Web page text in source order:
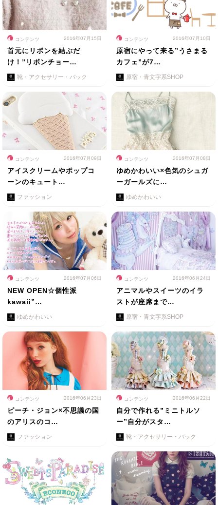
コンテンツ 2016年07月15日
首元にリボンを結ぶだ
け！”リボンチョー…
靴・アクセサリー・バック
コンテンツ 2016年07月10日
原宿にやって来る”うさまる
カフェ”が7…
原宿・青文字系SHOP
コンテンツ 2016年07月09日
アイスクリームやポップコ
ーンのキュート…
ファッション
コンテンツ 2016年07月08日
ゆめかわいい×色気のシュガ
ーガールズに…
ゆめかわいい
コンテンツ 2016年07月06日
NEW OPEN☆個性派
kawaii”…
ゆめかわいい
コンテンツ 2016年06月24日
アニマルやスイーツのイラ
ストが座席まで…
原宿・青文字系SHOP
コンテンツ 2016年06月23日
ピーチ・ジョン×不思議の国
のアリスのコ…
ファッション
コンテンツ 2016年06月22日
自分で作れる”ミニトルソ
ー”自分がスタ…
靴・アクセサリー・バック